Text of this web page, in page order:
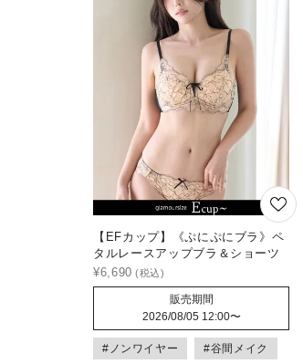
【EFカップ】《ぷにぷにブラ》ペ
タルレースアップブラ＆ショーツ
¥6,690
販売期間
2026/08/05 12:00〜
#ノンワイヤー #谷間メイク